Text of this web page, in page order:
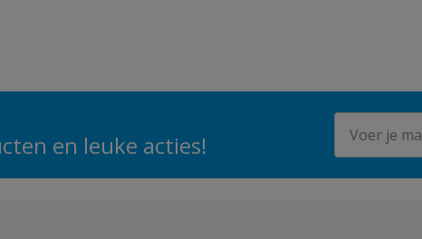
en leuke acties!